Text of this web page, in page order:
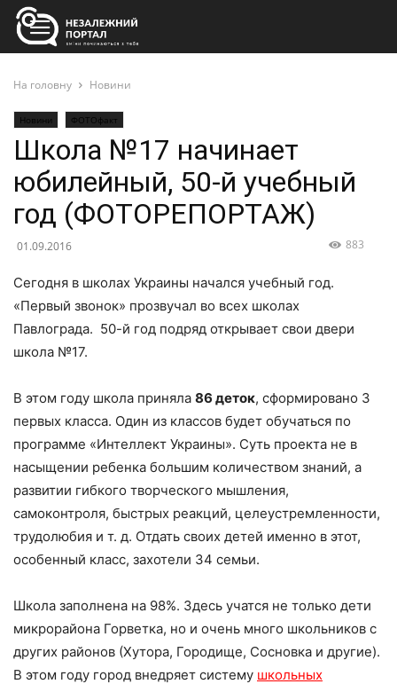
На головну Новини
Новини ФОТОфакт
Школа №17 начинает
юбилейный, 50-й учебный
год (ФОТОРЕПОРТАЖ)
01.09.2016 883
Сегодня в школах Украины начался учебный год.
«Первый звонок» прозвучал во всех школах
Павлограда. 50-й год подряд открывает свои двери
школа №17.
В этом году школа приняла 86 деток, сформировано 3
первых класса. Один из классов будет обучаться по
программе «Интеллект Украины». Суть проекта не в
насыщении ребенка большим количеством знаний, а
развитии гибкого творческого мышления,
самоконтроля, быстрых реакций, целеустремленности,
трудолюбия и т. д. Отдать своих детей именно в этот,
особенный класс, захотели 34 семьи.
Школа заполнена на 98%. Здесь учатся не только дети
микрорайона Горветка, но и очень много школьников с
других районов (Хутора, Городище, Сосновка и другие).
В этом году город внедряет систему школьных